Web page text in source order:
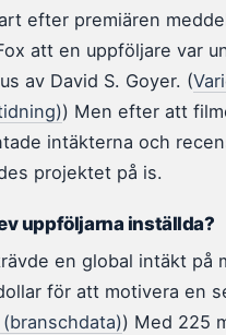
efter premiären
att en uppföljare var
av David S. Goyer. (
) Men efter att
intäkterna och
projektet på is.
uppföljarna inställda?
en global intäkt på
för att motivera en
) Med 225